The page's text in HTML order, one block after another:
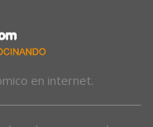
en internet.